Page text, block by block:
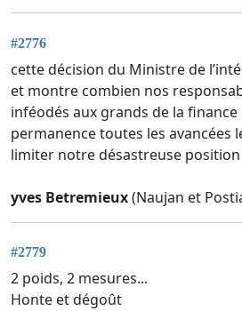
#2776
cette décision du Ministre de
et montre combien nos
inféodés aux grands de la
permanence toutes les avancées
limiter notre désastreuse
yves Betremieux(Naujan et
#2779
2 poids, 2 mesures...
Honte et dégoût